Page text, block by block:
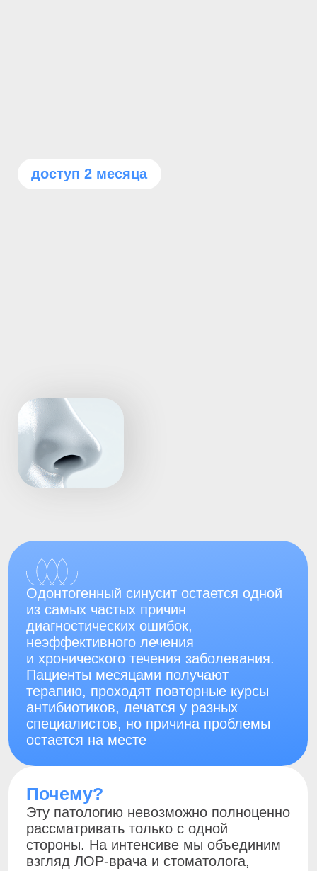
Одонтогенный синусит остается одной
из самых частых причин
диагностических ошибок,
неэффективного лечения
и хронического течения заболевания.
Пациенты месяцами получают
терапию, проходят повторные курсы
Почему?
Эту патологию невозможно полноценно
рассматривать только с одной
стороны. На интенсиве мы объединим
взгляд ЛОР-врача и стоматолога,
чтобы сформировать целостное
понимание заболевания: от патогенеза
и диагностики до выбора лечебной
тактики и взаимодействия
специалистов
Кому будет полезен
интенсив?